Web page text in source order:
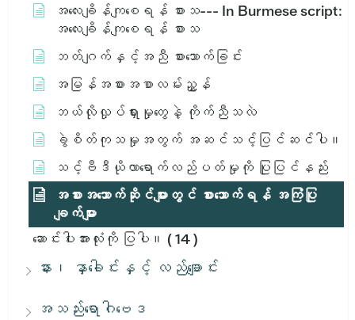
အ​လေး​ချိန်​ကျ​စေ​ရန်​ စား​သ​ --- In Burmese script:
အ​လေး​ချိန်​ကျ​စေ​ရန်​ စား​သ​
ဘတ်ဂျက်နှင့်အညီ စားသောက်ခြင်း
အမြန်အစားအစာလမ်းညွှန်
ဘယ်လိုလှုပ်ရှားမှုတွေနဲ့ ကိုက်ညီသလဲ
ခွဲစိတ်ကုသမှုအတွက် အဆင်သင့်ပြင်ဆင်ပါ။
သင့်ဗီဒီယိုလာရောက်လည်ပတ်မှုကို ပြုပြင်နည်း
အစားအသောက်ဆိုင်များတွင် စားသောက်ရန် အကြံပြု
ချက်များ
ဆောင်းပါးအားလုံးကို ပြပါ။ ( 14 )
နား၊ နှာခေါင်းနှင့် လည်ချောင်း
အသည်းရောဂါဗေဒ